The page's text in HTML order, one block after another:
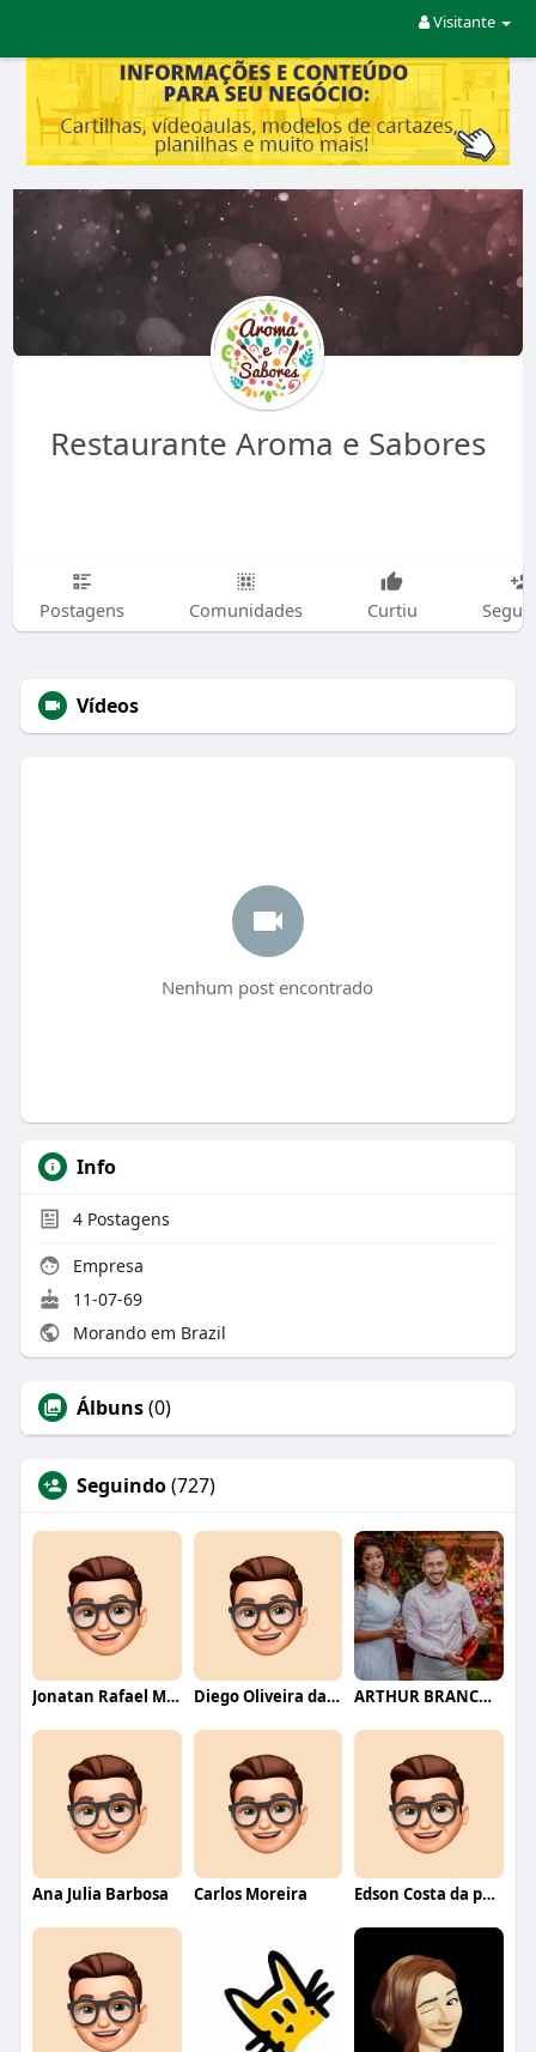
Visitante
Restaurante Aroma e Sabores
Postagens Comunidades Curtiu
Vídeos
Nenhum post encontrado
Info
4Postagens
Empresa
11-07-69
Morando em Brazil
Álbuns(0)
Seguindo(727)
Jonatan Rafael Mello Diego Oliveira da Motta ARTHUR BRANCO FERNANDES
Ana Julia Barbosa Carlos Moreira Edson Costa da paixão